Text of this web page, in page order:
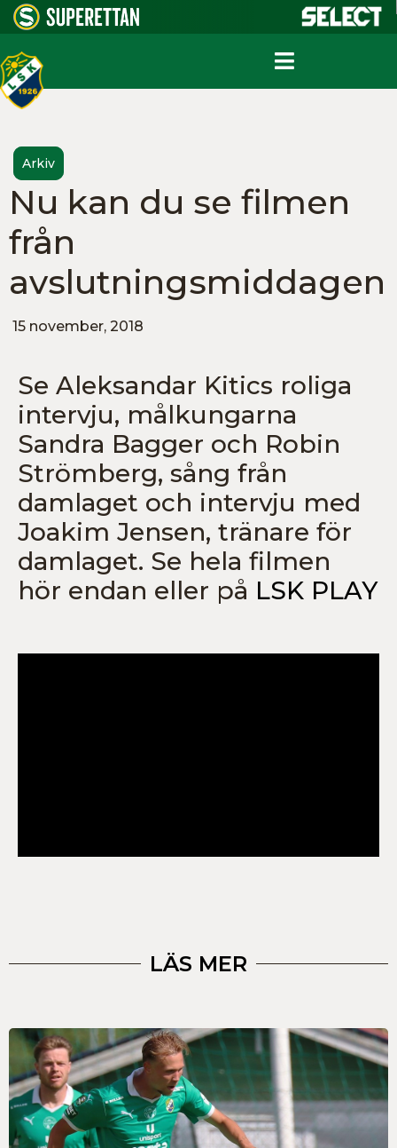
Arkiv
Nu kan du se filmen
från
avslutningsmiddagen
15 november, 2018
Se Aleksandar Kitics roliga
intervju, målkungarna
Sandra Bagger och Robin
Strömberg, sång från
damlaget och intervju med
Joakim Jensen, tränare för
damlaget. Se hela filmen
hör endan eller på LSK PLAY
LÄS MER